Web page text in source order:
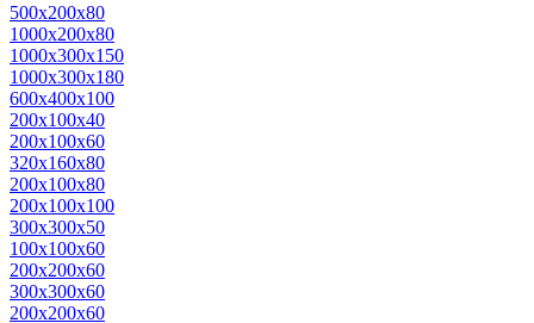
500x200x80
1000x200x80
1000x300x150
1000x300x180
600x400x100
200x100x40
200x100x60
320x160x80
200x100x80
200x100x100
300x300x50
100x100x60
200x200x60
300x300x60
200x200x60